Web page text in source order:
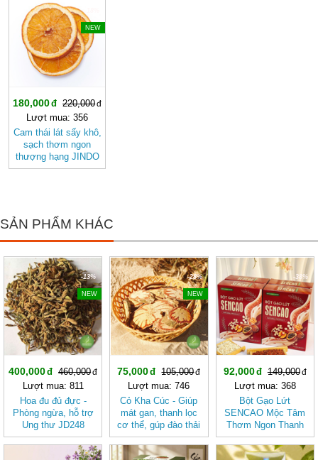
NEW
180,000
220,000
Lượt mua: 356
Cam thái lát sấy khô,
sạch thơm ngon
thượng hạng JINDO
tốt cho sức khỏe
SẢN PHẨM KHÁC
-13%
NEW
400,000
460,000
Lượt mua: 811
Hoa đu đủ đực -
Phòng ngừa, hỗ trợ
Ung thư JD248
hoadududuc
-28%
NEW
75,000
105,000
Lượt mua: 746
Cỏ Kha Cúc - Giúp
mát gan, thanh lọc
cơ thể, gúp đào thải
độc tố ra ngoài cơ
thể JD257 cokhacuc
-38%
92,000
149,000
Lượt mua: 368
Bột Gạo Lứt
SENCAO Mộc Tâm
Thơm Ngon Thanh
Nhẹ, Phù Hợp Ăn
Kiêng